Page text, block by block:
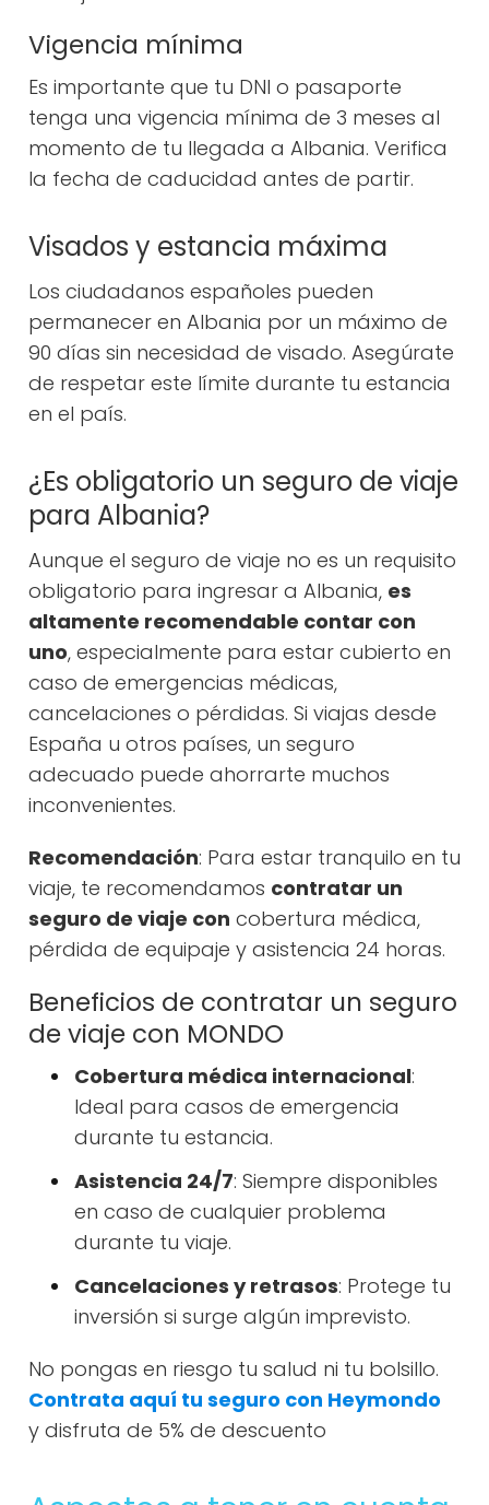
Vigencia mínima
Es importante que tu DNI o pasaporte
tenga una vigencia mínima de 3 meses al
momento de tu llegada a Albania. Verifica
la fecha de caducidad antes de partir.
Visados y estancia máxima
Los ciudadanos españoles pueden
permanecer en Albania por un máximo de
90 días sin necesidad de visado. Asegúrate
de respetar este límite durante tu estancia
en el país.
¿Es obligatorio un seguro de viaje
para Albania?
Aunque el seguro de viaje no es un requisito
obligatorio para ingresar a Albania, es
altamente recomendable contar con
uno, especialmente para estar cubierto en
caso de emergencias médicas,
cancelaciones o pérdidas. Si viajas desde
España u otros países, un seguro
adecuado puede ahorrarte muchos
inconvenientes.
Recomendación: Para estar tranquilo en tu
viaje, te recomendamos contratar un
seguro de viaje con cobertura médica,
pérdida de equipaje y asistencia 24 horas.
Beneficios de contratar un seguro
de viaje con MONDO
Cobertura médica internacional:
Ideal para casos de emergencia
durante tu estancia.
Asistencia 24/7: Siempre disponibles
en caso de cualquier problema
durante tu viaje.
Cancelaciones y retrasos: Protege tu
inversión si surge algún imprevisto.
No pongas en riesgo tu salud ni tu bolsillo.
Contrata aquí tu seguro con Heymondo
y disfruta de 5% de descuento